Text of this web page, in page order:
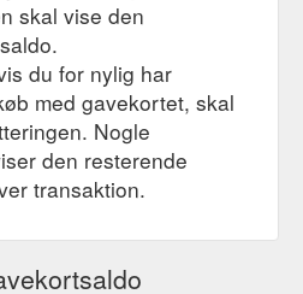
skal vise den
du for nylig har
med gavekortet, skal
Nogle
den resterende
transaktion.